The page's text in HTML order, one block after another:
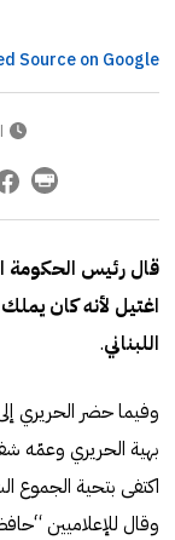
Source on Google
قال رئيس الحكومة
اغتيل لأنه كان
اللبناني.
وفيما حضر الحريري
بهية الحريري وعمّه
اكتفى بتحية الجموع
وقال للإعلاميين